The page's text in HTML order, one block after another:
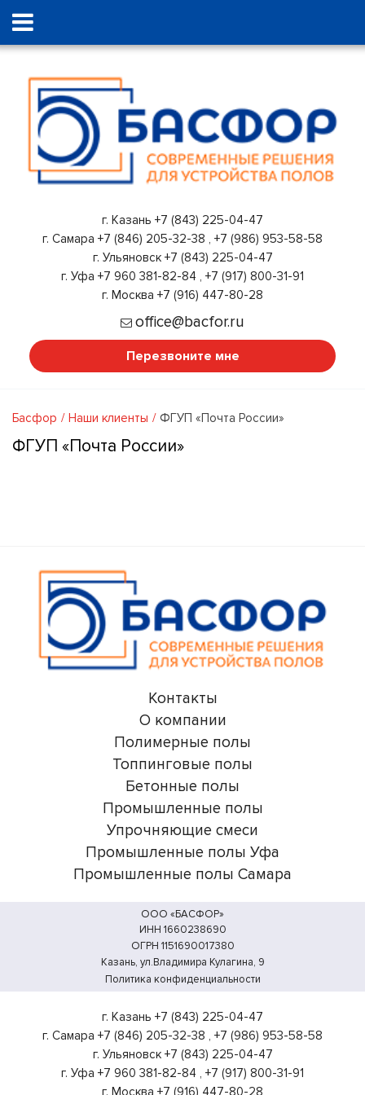
г. Казань +7 (843) 225-04-47
г. Самара +7 (846) 205-32-38 , +7 (986) 953-58-58
г. Ульяновск +7 (843) 225-04-47
г. Уфа +7 960 381-82-84 , +7 (917) 800-31-91
г. Москва +7 (916) 447-80-28
office@bacfor.ru
Перезвоните мне
Басфор Наши клиенты ФГУП «Почта России»
ФГУП «Почта России»
Контакты
О компании
Полимерные полы
Топпинговые полы
Бетонные полы
Промышленные полы
Упрочняющие смеси
Промышленные полы Уфа
Промышленные полы Самара
ООО «БАСФОР»
ИНН 1660238690
ОГРН 1151690017380
Казань, ул.Владимира Кулагина, 9
Политика конфиденциальности
г. Казань +7 (843) 225-04-47
г. Самара +7 (846) 205-32-38 , +7 (986) 953-58-58
г. Ульяновск +7 (843) 225-04-47
г. Уфа +7 960 381-82-84 , +7 (917) 800-31-91